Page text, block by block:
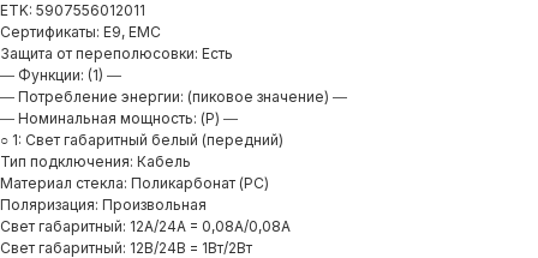
ETK: 5907556012011
Сертификаты: E9, EMC
Защита от переполюсовки: Есть
― Функции: (1) ―
― Потребление энергии: (пиковое значение) ―
― Номинальная мощность: (P) ―
○ 1: Свет габаритный белый (передний)
Тип подключения: Кабель
Материал стекла: Поликарбонат (PC)
Поляризация: Произвольная
Свет габаритный: 12A/24A = 0,08A/0,08A
Свет габаритный: 12В/24В = 1Вт/2Вт